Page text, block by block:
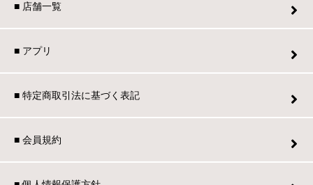
■ 店舗一覧
■ アプリ
■ 特定商取引法に基づく表記
■ 会員規約